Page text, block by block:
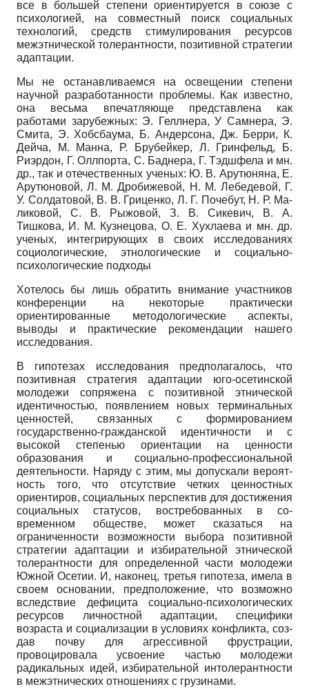
все в большей степени ориентируется в союзе с
психологией, на совместный поиск социальных
технологий, средств сти­мулирования ресурсов
межэтнической толерантности, позитивной страте­гии
адаптации.
Мы не останавливаемся на освещении степени
научной разработанно­сти проблемы. Как известно,
она весьма впечатляюще представлена как
работами зарубежных: Э. Геллнера, У Самнера, Э.
Смита, Э. Хобсбаума, Б. Андерсона, Дж. Берри, К.
Дейча, М. Манна, Р. Брубейкер, Л. Гринфельд, Б.
Риэрдон, Г. Оллпорта, С. Баднера, Г. Тэдшфела и мн.
др., так и отече­ственных ученых: Ю. В. Арутюняна, Е.
Арутюновой, Л. М. Дробижевой, Н. М. Лебедевой, Г.
У. Солдатовой, В. В. Гриценко, Л. Г. Почебут, Н. Р. Ма-
ликовой, С. В. Рыжовой, З. В. Сикевич, В. А.
Тишкова, И. М. Кузнецова, О. Е. Хухлаева и мн. др.
ученых, интегрирующих в своих исследованиях
социологические, этнологические и социально-
психологические подходы
Хотелось бы лишь обратить внимание участников
конференции на неко­торые практически
ориентированные методологические аспекты,
выводы и практические рекомендации нашего
исследования.
В гипотезах исследования предполагалось, что
позитивная страте­гия адаптации юго-осетинской
молодежи сопряжена с позитивной этни­ческой
идентичностью, появлением новых терминальных
ценностей, свя­занных с формированием
государственно-гражданской идентичности и с
высокой степенью ориентации на ценности
образования и социально-профессиональной
деятельности. Наряду с этим, мы допускали вероят­
ность того, что отсутствие четких ценностных
ориентиров, социальных перспектив для достижения
социальных статусов, востребованных в со­
временном обществе, может сказаться на
ограниченности возможности вы­бора позитивной
стратегии адаптации и избирательной этнической
толе­рантности для определенной части молодежи
Южной Осетии. И, наконец, третья гипотеза, имела в
своем основании, предположение, что возможно
вследствие дефицита социально-психологических
ресурсов личностной адаптации, специфики
возраста и социализации в условиях конфликта, соз­
дав почву для агрессивной фрустрации,
провоцировала усвоение частью молодежи
радикальных идей, избирательной интолерантности
в межэтни­ческих отношениях с грузинами.